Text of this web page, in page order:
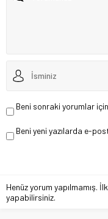
Beni sonraki yorumlar
Beni yeni yazılarda e-
Henüz yorum yapılmamış.
yapabilirsiniz.